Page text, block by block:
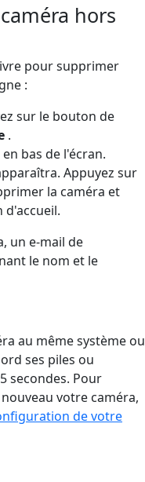
hors
pour supprimer
:
sur le bouton de
.
bas de l'écran.
Appuyez sur
la caméra et
d'accueil.
un e-mail de
le nom et le
au même système ou
ses piles ou
secondes. Pour
votre caméra,
de votre